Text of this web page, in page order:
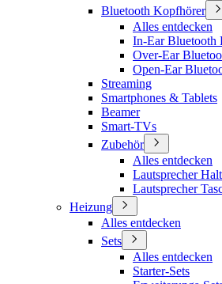
Bluetooth Kopfhörer
Alles entdecken
In-Ear Bluetooth
Over-Ear
Open-Ear
Streaming
Smartphones & Tablets
Beamer
Smart-TVs
Zubehör
Alles entdecken
Lautsprecher
Lautsprecher
Heizung
Alles entdecken
Sets
Alles entdecken
Starter-Sets